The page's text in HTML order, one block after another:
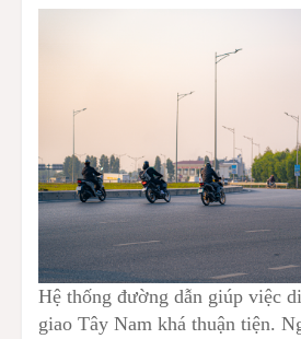
Hệ thống đường dẫn giúp việc
giao Tây Nam khá thuận tiện.